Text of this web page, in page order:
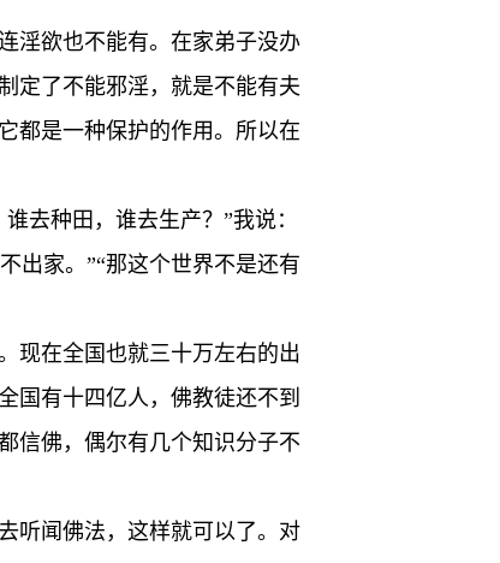
淫欲也不能有。在家弟子没办
定了不能邪淫，就是不能有夫
都是一种保护的作用。所以在
去种田，谁去生产？”我说：
出家。”“那这个世界不是还有
现在全国也就三十万左右的出
国有十四亿人，佛教徒还不到
信佛，偶尔有几个知识分子不
听闻佛法，这样就可以了。对